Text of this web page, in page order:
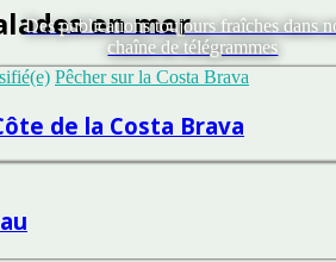
Des publications toujours fraîches dans
chaîne de télégrammes
en mer
Pêcher sur la Costa Brava
de la Costa Brava